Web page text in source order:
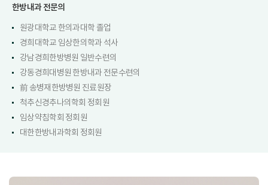
한방내과 전문의
원광대학교 한의과대학 졸업
경희대학교 임상한의학과 석사
강남경희한방병원 일반수련의
강동경희대병원 한방내과 전문수련의
前 송병재한방병원 진료원장
척추신경추나의학회 정회원
임상약침학회 정회원
대한한방내과학회 정회원